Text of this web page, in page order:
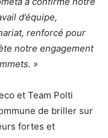
d’équipe,
renforcé pour
notre engagement
»
et Team Polti
de briller sur
fortes et